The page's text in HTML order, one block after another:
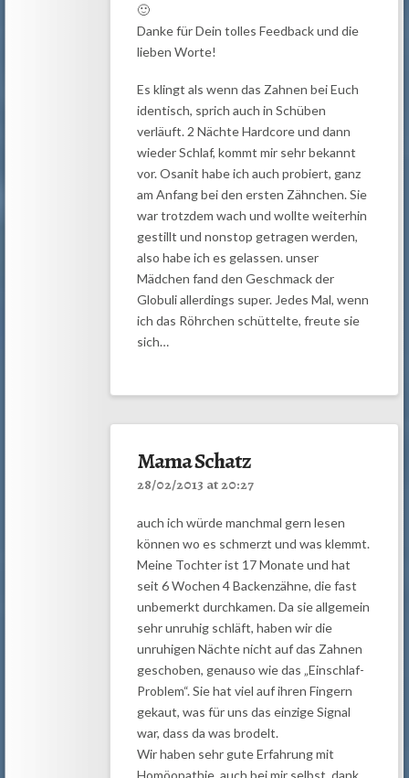
🙂
Danke für Dein tolles Feedback und die
lieben Worte!
Es klingt als wenn das Zahnen bei Euch
identisch, sprich auch in Schüben
verläuft. 2 Nächte Hardcore und dann
wieder Schlaf, kommt mir sehr bekannt
vor. Osanit habe ich auch probiert, ganz
am Anfang bei den ersten Zähnchen. Sie
war trotzdem wach und wollte weiterhin
gestillt und nonstop getragen werden,
also habe ich es gelassen. unser
Mädchen fand den Geschmack der
Globuli allerdings super. Jedes Mal, wenn
ich das Röhrchen schüttelte, freute sie
sich…
Mama Schatz
28/02/2013 at 20:27
auch ich würde manchmal gern lesen
können wo es schmerzt und was klemmt.
Meine Tochter ist 17 Monate und hat
seit 6 Wochen 4 Backenzähne, die fast
unbemerkt durchkamen. Da sie allgemein
sehr unruhig schläft, haben wir die
unruhigen Nächte nicht auf das Zahnen
geschoben, genauso wie das „Einschlaf-
Problem“. Sie hat viel auf ihren Fingern
gekaut, was für uns das einzige Signal
war, dass da was brodelt.
Wir haben sehr gute Erfahrung mit
Homöopathie, auch bei mir selbst, dank